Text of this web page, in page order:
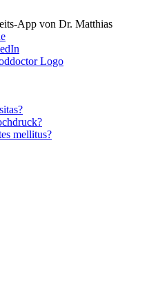
App von Dr. Matthias
mellitus?